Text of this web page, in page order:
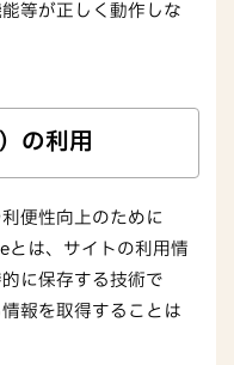
等が正しく動作しな
の利用
便性向上のために
は、サイトの利用情
に保存する技術で
報を取得することは